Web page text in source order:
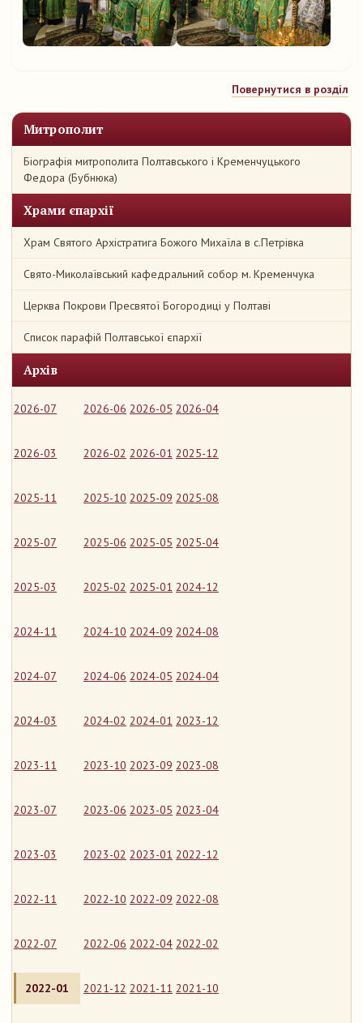
Митрополит
Біографія митрополита Полтавського і Кременчуцького
Федора (Бубнюка)
Храми єпархії
Храм Святого Архістратига Божого Михаїла в с.Петрівка
Свято-Миколаївський кафедральний собор м. Кременчука
Церква Покрови Пресвятої Богородиці у Полтаві
Список парафій Полтавської єпархії
Архів
2026-07 2026-06 2026-05 2026-04
2026-03 2026-02 2026-01 2025-12
2025-11 2025-10 2025-09 2025-08
2025-07 2025-06 2025-05 2025-04
2025-03 2025-02 2025-01 2024-12
2024-11 2024-10 2024-09 2024-08
2024-07 2024-06 2024-05 2024-04
2024-03 2024-02 2024-01 2023-12
2023-11 2023-10 2023-09 2023-08
2023-07 2023-06 2023-05 2023-04
2023-03 2023-02 2023-01 2022-12
2022-11 2022-10 2022-09 2022-08
2022-07 2022-06 2022-04 2022-02
2022-01 2021-12 2021-11 2021-10
Повернутися в розділ